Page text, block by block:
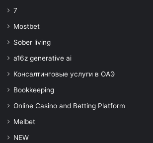
7
Mostbet
Sober living
a16z generative ai
Консалтинговые услуги в ОАЭ
Bookkeeping
Online Casino and Betting Platform
Melbet
NEW